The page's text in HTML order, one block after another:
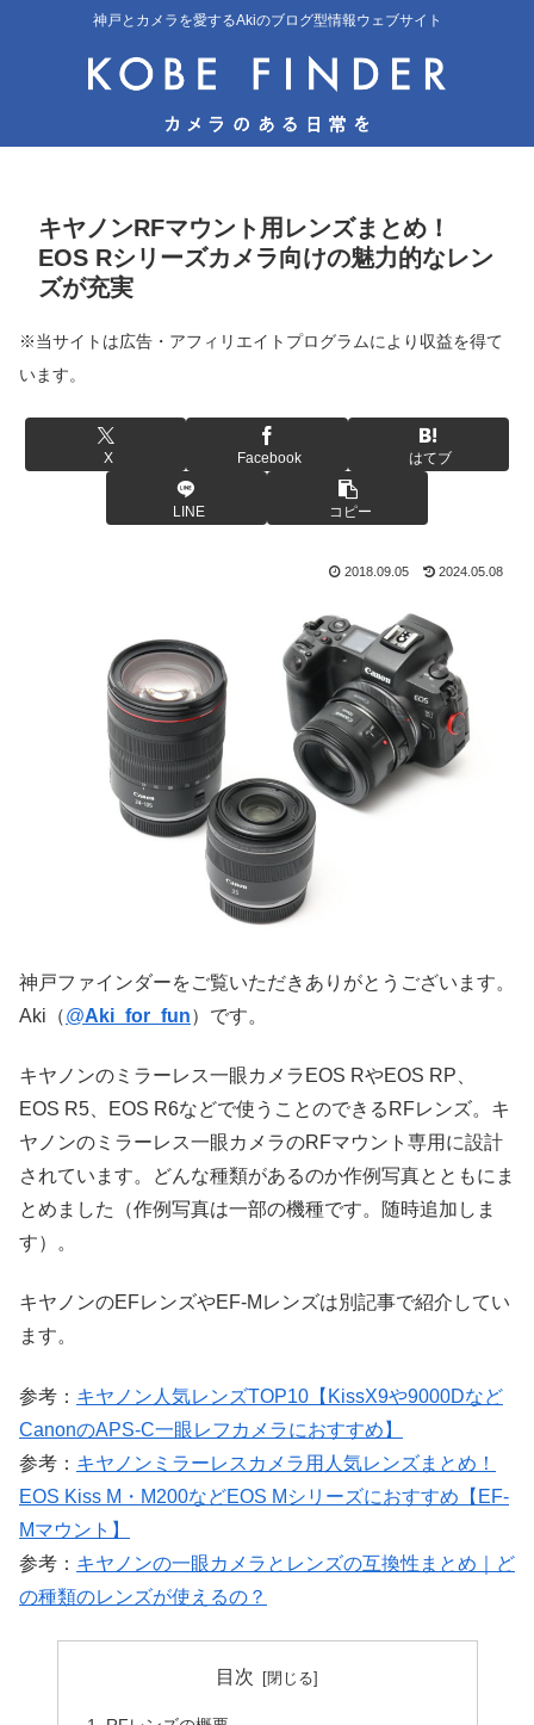
神戸とカメラを愛するAkiのブログ型情報ウェブサイト
キヤノンRFマウント用レンズまとめ！
EOS Rシリーズカメラ向けの魅力的なレン
ズが充実
※当サイトは広告・アフィリエイトプログラムにより収益を得て
います。
X Facebook はてブ
LINE コピー
2018.09.05 2024.05.08
神戸ファインダーをご覧いただきありがとうございます。
Aki（@Aki_for_fun）です。
キヤノンのミラーレス一眼カメラEOS RやEOS RP、
EOS R5、EOS R6などで使うことのできるRFレンズ。キ
ヤノンのミラーレス一眼カメラのRFマウント専用に設計
されています。どんな種類があるのか作例写真とともにま
とめました（作例写真は一部の機種です。随時追加しま
す）。
キヤノンのEFレンズやEF-Mレンズは別記事で紹介してい
ます。
参考： キヤノン人気レンズTOP10【KissX9や9000Dなど
CanonのAPS-C一眼レフカメラにおすすめ】
参考： キヤノンミラーレスカメラ用人気レンズまとめ！
EOS Kiss M・M200などEOS Mシリーズにおすすめ【EF-
Mマウント】
参考： キヤノンの一眼カメラとレンズの互換性まとめ｜ど
の種類のレンズが使えるの？
目次